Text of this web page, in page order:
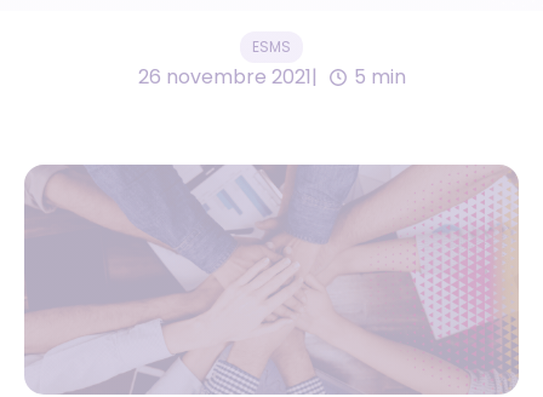
ESMS
26 novembre 2021 5 min